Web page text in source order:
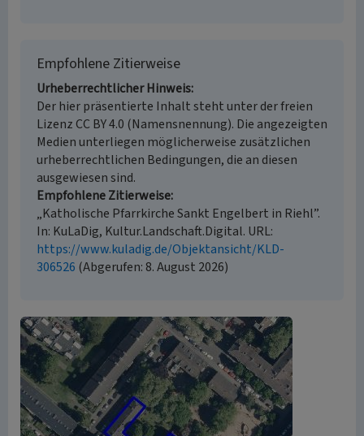
Empfohlene Zitierweise
Urheberrechtlicher Hinweis
Der hier präsentierte Inhalt steht unter der freien
Lizenz CC BY 4.0 (Namensnennung). Die angezeigten
Medien unterliegen möglicherweise zusätzlichen
urheberrechtlichen Bedingungen, die an diesen
ausgewiesen sind.
Empfohlene Zitierweise
„Katholische Pfarrkirche Sankt Engelbert in Riehl”.
In: KuLaDig, Kultur.Landschaft.Digital. URL:
https://www.kuladig.de/Objektansicht/KLD-
306526 (Abgerufen: 8. August 2026)